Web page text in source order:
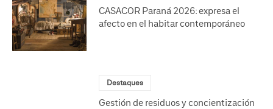
CASACOR Paraná 2026: expresa el
afecto en el habitar contemporáneo
Destaques
Gestión de residuos y concientización